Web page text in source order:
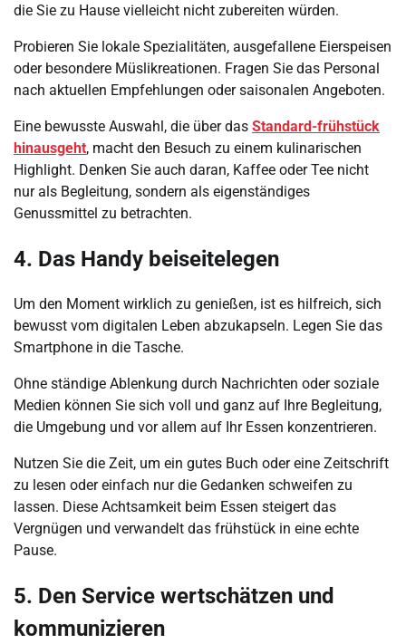
die Sie zu Hause vielleicht nicht zubereiten würden.
Probieren Sie lokale Spezialitäten, ausgefallene Eierspeisen
oder besondere Müslikreationen. Fragen Sie das Personal
nach aktuellen Empfehlungen oder saisonalen Angeboten.
Eine bewusste Auswahl, die über das Standard-frühstück
hinausgeht, macht den Besuch zu einem kulinarischen
Highlight. Denken Sie auch daran, Kaffee oder Tee nicht
nur als Begleitung, sondern als eigenständiges
Genussmittel zu betrachten.
4. Das Handy beiseitelegen
Um den Moment wirklich zu genießen, ist es hilfreich, sich
bewusst vom digitalen Leben abzukapseln. Legen Sie das
Smartphone in die Tasche.
Ohne ständige Ablenkung durch Nachrichten oder soziale
Medien können Sie sich voll und ganz auf Ihre Begleitung,
die Umgebung und vor allem auf Ihr Essen konzentrieren.
Nutzen Sie die Zeit, um ein gutes Buch oder eine Zeitschrift
zu lesen oder einfach nur die Gedanken schweifen zu
lassen. Diese Achtsamkeit beim Essen steigert das
Vergnügen und verwandelt das frühstück in eine echte
Pause.
5. Den Service wertschätzen und
kommunizieren